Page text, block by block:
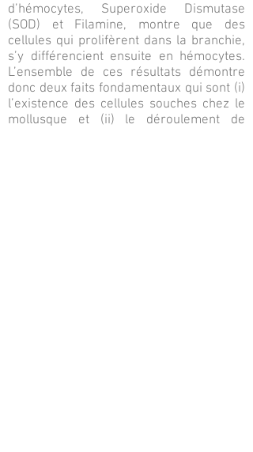
d’hémocytes, Superoxide Dismutase
(SOD) et Filamine, montre que des
cellules qui prolifèrent dans la branchie,
s’y différencient ensuite en hémocytes.
L’ensemble de ces résultats démontre
donc deux faits fondamentaux qui sont (i)
l’existence des cellules souches chez le
mollusque et (ii) le déroulement de